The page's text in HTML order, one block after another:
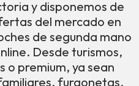
y disponemos de
del mercado en
de segunda mano
Desde turismos,
o premium, ya sean
furgonetas,